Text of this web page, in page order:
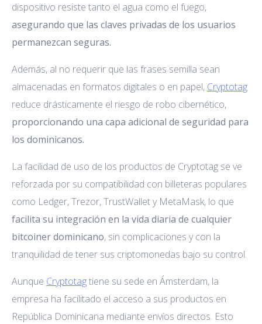
dispositivo resiste tanto el agua como el fuego,
asegurando que las claves privadas de los usuarios
permanezcan seguras.
Además, al no requerir que las frases semilla sean
almacenadas en formatos digitales o en papel, Cryptotag
reduce drásticamente el riesgo de robo cibernético,
proporcionando una capa adicional de seguridad para
los dominicanos.
La facilidad de uso de los productos de Cryptotag se ve
reforzada por su compatibilidad con billeteras populares
como Ledger, Trezor, TrustWallet y MetaMask, lo que
facilita su integración en la vida diaria de cualquier
bitcoiner dominicano, sin complicaciones y con la
tranquilidad de tener sus criptomonedas bajo su control.
Aunque Cryptotagtiene su sede en Ámsterdam, la
empresa ha facilitado el acceso a sus productos en
República Dominicana mediante envíos directos. Esto